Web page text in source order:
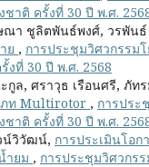
าติ ครั้งที่ 30 ปี พ.ศ.
ณา ชูลิตพันธ์พงศ์, วรพัน
ย , การประชุมวิศวกรรม
งที่ 30 ปี พ.ศ. 2568
กูล, ศราวุธ เรือนศรี, ภัท
ภท Multirotor , การประ
าติ ครั้งที่ 30 ปี พ.ศ.
น์วิวัฒน์, การประเมินโอ
ำยม , การประชุมวิศวกร